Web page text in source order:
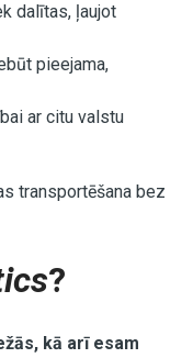
dalītas, ļaujot
pieejama,
ar citu valstu
transportēšana bez
?
kā arī esam